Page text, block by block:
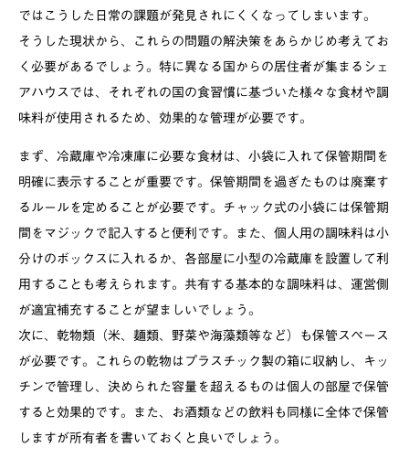
ではこうした日常の課題が発見されにくくなってしまいます。
そうした現状から、これらの問題の解決策をあらかじめ考えてお
く必要があるでしょう。特に異なる国からの居住者が集まるシェ
アハウスでは、それぞれの国の食習慣に基づいた様々な食材や調
味料が使用されるため、効果的な管理が必要です。
まず、冷蔵庫や冷凍庫に必要な食材は、小袋に入れて保管期間を
明確に表示することが重要です。保管期間を過ぎたものは廃棄す
るルールを定めることが必要です。チャック式の小袋には保管期
間をマジックで記入すると便利です。また、個人用の調味料は小
分けのボックスに入れるか、各部屋に小型の冷蔵庫を設置して利
用することも考えられます。共有する基本的な調味料は、運営側
が適宜補充することが望ましいでしょう。
次に、乾物類（米、麺類、野菜や海藻類等など）も保管スペース
が必要です。これらの乾物はプラスチック製の箱に収納し、キッ
チンで管理し、決められた容量を超えるものは個人の部屋で保管
すると効果的です。また、お酒類などの飲料も同様に全体で保管
しますが所有者を書いておくと良いでしょう。